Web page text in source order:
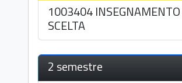
1003404
SCELTA
2 semestre